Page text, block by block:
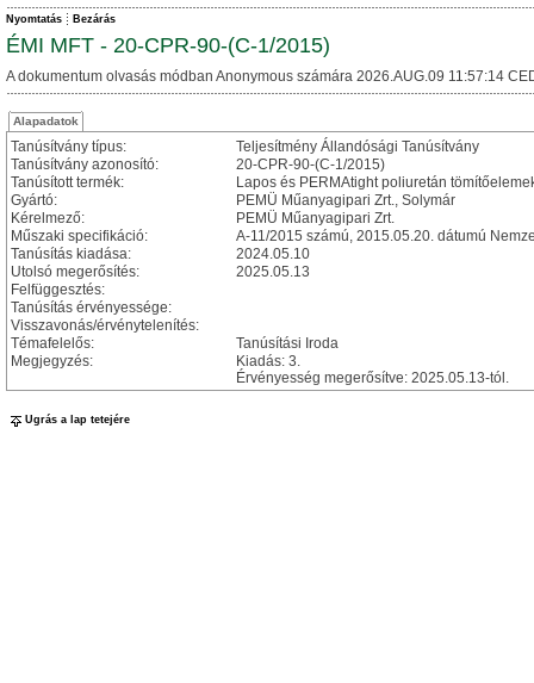
Nyomtatás Bezárás
ÉMI MFT - 20-CPR-90-(C-1/2015)
A dokumentum olvasás módban Anonymous számára 2026.AUG.09 11:57:14
Alapadatok
Tanúsítvány típus:
Teljesítmény Állandósági Tanúsítvány
Tanúsítvány azonosító:
20-CPR-90-(C-1/2015)
Tanúsított termék:
Lapos és PERMAtight poliuretán
Gyártó:
PEMÜ Műanyagipari Zrt., Solymár
Kérelmező:
PEMÜ Műanyagipari Zrt.
Műszaki specifikáció:
A-11/2015 számú, 2015.05.20. dátumú
Tanúsítás kiadása:
2024.05.10
Utolsó megerősítés:
2025.05.13
Felfüggesztés:
Tanúsítás érvényessége:
Visszavonás/érvénytelenítés:
Témafelelős:
Tanúsítási Iroda
Megjegyzés:
Kiadás: 3.
Érvényesség megerősítve: 2025.05.13-tól.
Ugrás a lap tetejére